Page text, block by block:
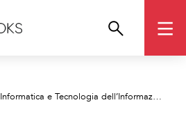
Informatica e Tecnologia dell’Informazione